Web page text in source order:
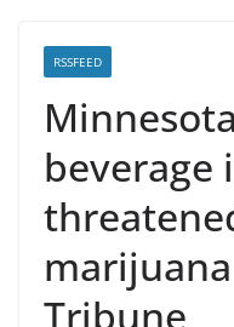
RSSFEED
beverage
Tribune